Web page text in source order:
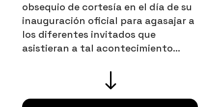
obsequio de cortesía en el día de su
inauguración oficial para agasajar a
los diferentes invitados que
asistieran a tal acontecimiento...
"